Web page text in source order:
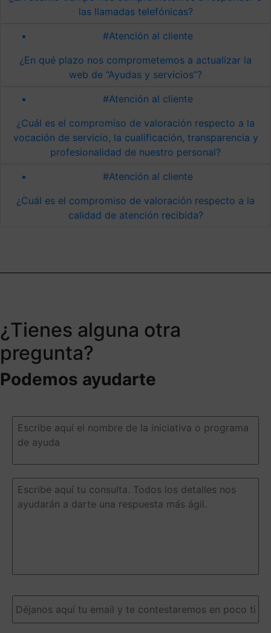
las llamadas telefónicas?
#Atención al cliente
¿En qué plazo nos comprometemos a actualizar la
web de “Ayudas y servicios”?
#Atención al cliente
¿Cuál es el compromiso de valoración respecto a la
vocación de servicio, la cualificación, transparencia y
profesionalidad de nuestro personal?
#Atención al cliente
¿Cuál es el compromiso de valoración respecto a la
calidad de atención recibida?
¿Tienes alguna otra
pregunta?
Podemos ayudarte
Escribe
aquí
el
la
iniciativa
Escribe
aquí
tu
darte
una
Email (Obligatorio)